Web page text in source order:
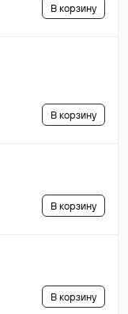
В корзину
В корзину
В корзину
В корзину